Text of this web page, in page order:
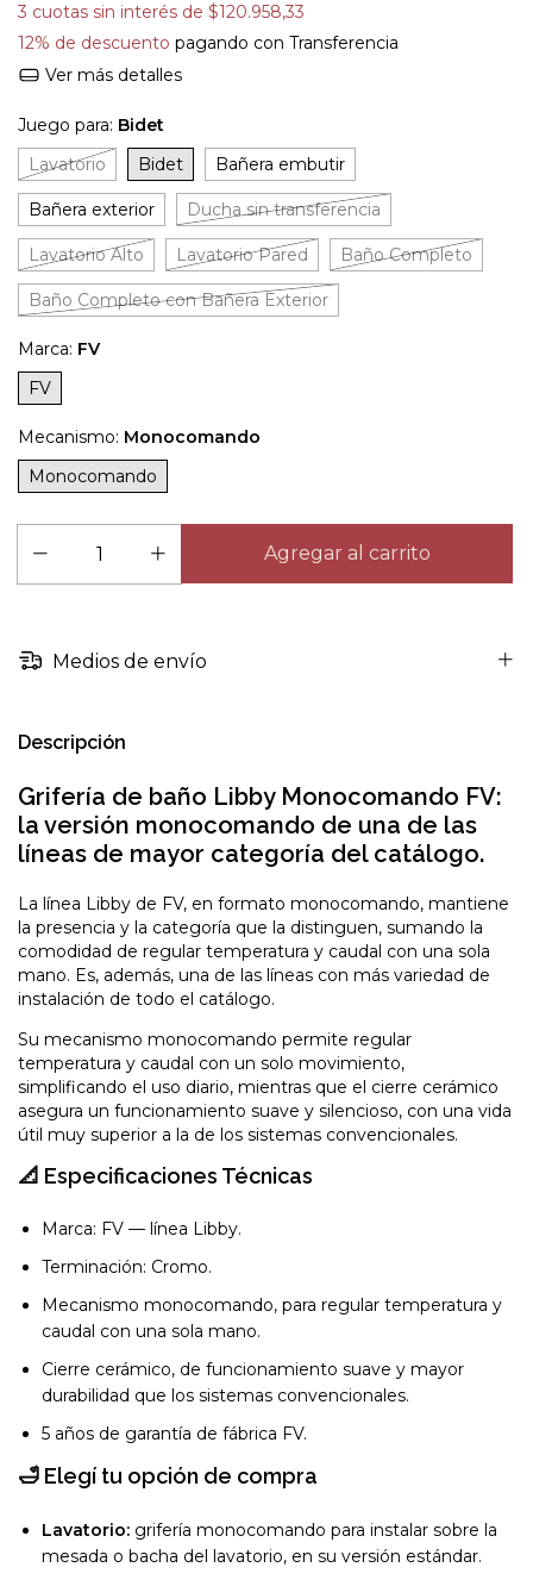
3 cuotas sin interés de $120.958,33
12% de descuento pagando con Transferencia
Ver más detalles
Juego para: Bidet
Lavatorio
Bidet Bañera embutir
Bañera exterior Ducha sin transferencia
Lavatorio Alto Lavatorio Pared Baño Completo
Baño Completo con Bañera Exterior
Marca: FV
FV
Mecanismo: Monocomando
Monocomando
Medios de envío
Descripción
Grifería de baño Libby Monocomando FV:
la versión monocomando de una de las
líneas de mayor categoría del catálogo.
La línea Libby de FV, en formato monocomando, mantiene
la presencia y la categoría que la distinguen, sumando la
comodidad de regular temperatura y caudal con una sola
mano. Es, además, una de las líneas con más variedad de
instalación de todo el catálogo.
Su mecanismo monocomando permite regular
temperatura y caudal con un solo movimiento,
simplificando el uso diario, mientras que el cierre cerámico
asegura un funcionamiento suave y silencioso, con una vida
útil muy superior a la de los sistemas convencionales.
📐 Especificaciones Técnicas
Marca: FV — línea Libby.
Terminación: Cromo.
Mecanismo monocomando, para regular temperatura y
caudal con una sola mano.
Cierre cerámico, de funcionamiento suave y mayor
durabilidad que los sistemas convencionales.
5 años de garantía de fábrica FV.
🛁 Elegí tu opción de compra
Lavatorio: grifería monocomando para instalar sobre la
mesada o bacha del lavatorio, en su versión estándar.